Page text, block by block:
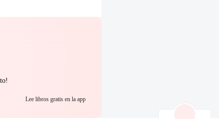
Lee libros gratis en la app